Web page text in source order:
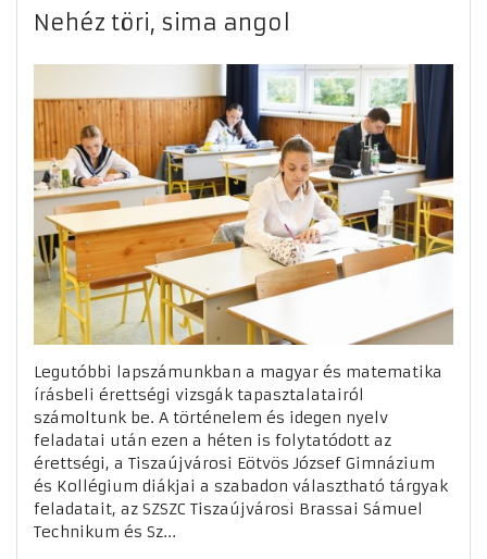
Nehéz töri, sima angol
Legutóbbi lapszámunkban a magyar és matematika
írásbeli érettségi vizsgák tapasztalatairól
számoltunk be. A történelem és idegen nyelv
feladatai után ezen a héten is folytatódott az
érettségi, a Tiszaújvárosi Eötvös József Gimnázium
és Kollégium diákjai a szabadon választható tárgyak
feladatait, az SZSZC Tiszaújvárosi Brassai Sámuel
Technikum és Sz...